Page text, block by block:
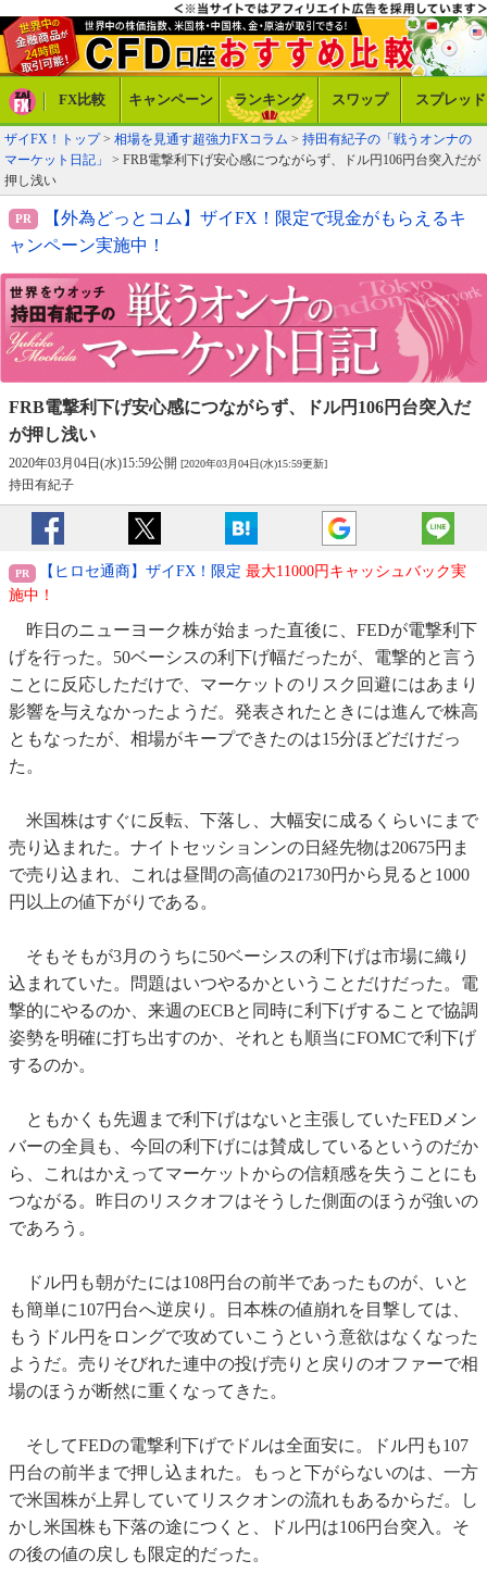
FX比較 キャンペーン ランキング スワップ スプレッド
ザイFX！トップ> 相場を見通す超強力FXコラム > 持田有紀子の「戦うオンナの
マーケット日記」
> FRB電撃利下げ安心感につながらず、ドル円106円台突入だが
押し浅い
【外為どっとコム】ザイFX！限定で現金がもらえるキ
ャンペーン実施中！
FRB電撃利下げ安心感につながらず、
ドル円106円台突入だ
が押し浅い
2020年03月04日(水)15:59公開 [2020年03月04日(水)15:59更新]
持田有紀子
【ヒロセ通商】ザイFX！限定 最大11000円キャッシュバック実
施中！
昨日のニューヨーク株が始まった直後に、FEDが電撃利下
げを行った。50ベーシスの利下げ幅だったが、電撃的と言う
ことに反応しただけで、マーケットのリスク回避にはあまり
影響を与えなかったようだ。発表されたときには進んで株高
ともなったが、相場がキープできたのは15分ほどだけだっ
た。
米国株はすぐに反転、下落し、大幅安に成るくらいにまで
売り込まれた。ナイトセッションンの日経先物は20675円ま
で売り込まれ、これは昼間の高値の21730円から見ると1000
円以上の値下がりである。
そもそもが3月のうちに50ベーシスの利下げは市場に織り
込まれていた。問題はいつやるかということだけだった。電
撃的にやるのか、来週のECBと同時に利下げすることで協調
姿勢を明確に打ち出すのか、それとも順当にFOMCで利下げ
するのか。
ともかくも先週まで利下げはないと主張していたFEDメン
バーの全員も、今回の利下げには賛成しているというのだか
ら、これはかえってマーケットからの信頼感を失うことにも
つながる。昨日のリスクオフはそうした側面のほうが強いの
であろう。
ドル円も朝がたには108円台の前半であったものが、いと
も簡単に107円台へ逆戻り。日本株の値崩れを目撃しては、
もうドル円をロングで攻めていこうという意欲はなくなった
ようだ。売りそびれた連中の投げ売りと戻りのオファーで相
場のほうが断然に重くなってきた。
そしてFEDの電撃利下げでドルは全面安に。ドル円も107
円台の前半まで押し込まれた。もっと下がらないのは、一方
で米国株が上昇していてリスクオンの流れもあるからだ。し
かし米国株も下落の途につくと、ドル円は106円台突入。そ
の後の値の戻しも限定的だった。